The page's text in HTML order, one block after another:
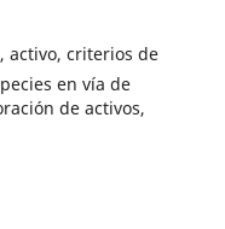
activo, criterios de
en vía de
de activos,